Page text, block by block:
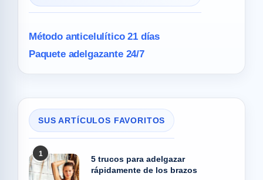
Método anticelulítico 21 días
Paquete adelgazante 24/7
SUS ARTÍCULOS FAVORITOS
1
5 trucos para adelgazar
rápidamente de los brazos